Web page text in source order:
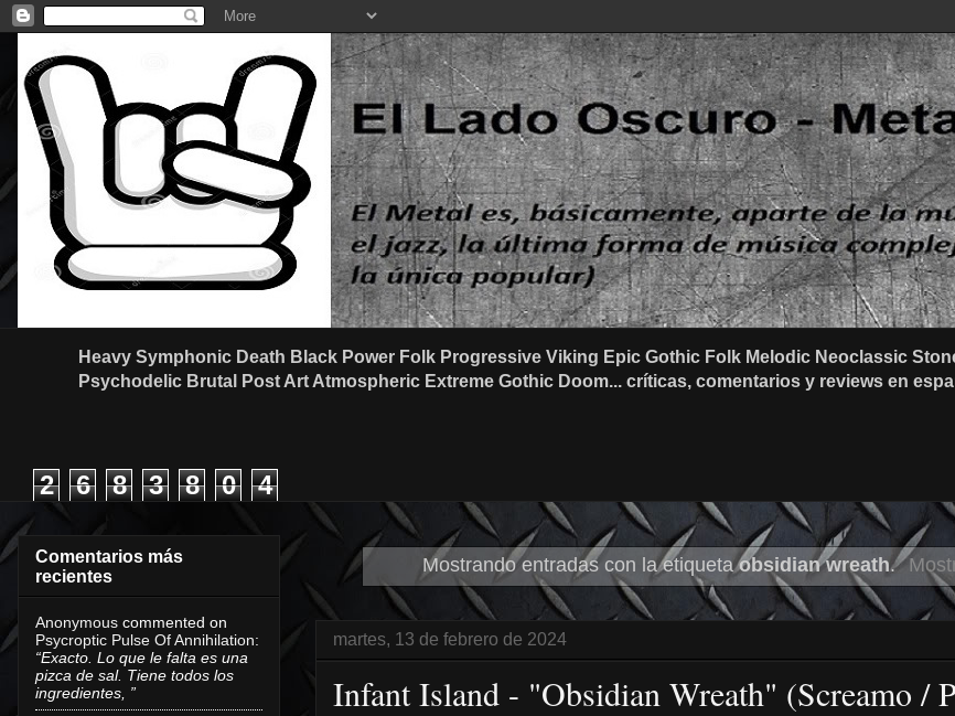
Heavy Symphonic Death Black Power Folk Progressive Viking Epic Gothic Folk Melodic Neoclassic
Psychodelic Brutal Post Art Atmospheric Extreme Gothic Doom... críticas, comentarios y reviews en
2 6 8 3 8 0 4
Mostrando entradas con la etiquetaobsidian wreath.
martes, 13 de febrero de 2024
Infant Island - "Obsidian Wreath" (Screamo /
Comentarios más
recientes
Anonymous commented on
Psycroptic Pulse Of Annihilation:
“Exacto. Lo que le falta es una
pizca de sal. Tiene todos los
ingredientes, ”